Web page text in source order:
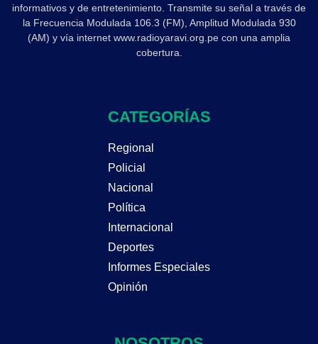
informativos y de entretenimiento. Transmite su señal a través de
la Frecuencia Modulada 106.3 (FM), Amplitud Modulada 930
(AM) y vía internet www.radioyaravi.org.pe con una amplia
cobertura.
CATEGORÍAS
Regional
Policial
Nacional
Política
Internacional
Deportes
Informes Especiales
Opinión